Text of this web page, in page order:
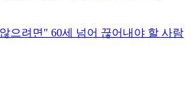
으려면" 60세 넘어 끊어내야 할 사람